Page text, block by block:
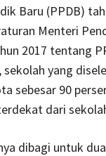
Baru (PPDB)
Menteri
2017 tentang
yang
sebesar 90
dari
dibagi untuk